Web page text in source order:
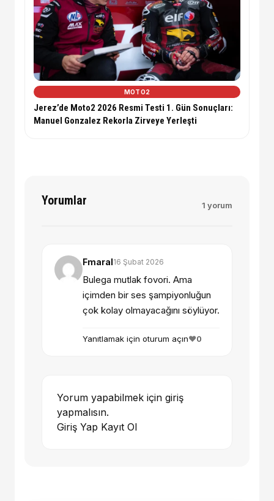
MOTO2
Jerez’de Moto2 2026 Resmi Testi 1. Gün Sonuçları:
Manuel Gonzalez Rekorla Zirveye Yerleşti
Yorumlar 1 yorum
Fmaral16 Şubat 2026
Bulega mutlak fovori. Ama
içimden bir ses şampiyonluğun
çok kolay olmayacağını söylüyor.
Yanıtlamak için oturum açın❤️0
Yorum yapabilmek için giriş
yapmalısın.
Giriş Yap Kayıt Ol